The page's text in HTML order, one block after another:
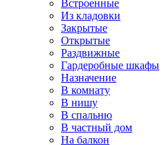
Встроенные
Из кладовки
Закрытые
Открытые
Раздвижные
Гардеробные шкафы
Назначение
В комнату
В нишу
В спальню
В частный дом
На балкон